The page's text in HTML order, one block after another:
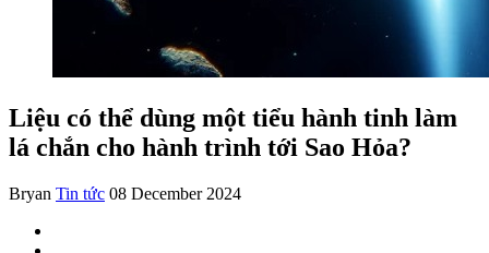
Liệu có thể dùng một tiểu hành tinh làm
lá chắn cho hành trình tới Sao Hỏa?
Bryan Tin tức 08 December 2024